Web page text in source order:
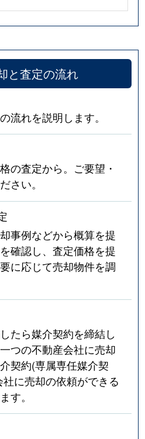
と査定の流れ
流れを説明します。
の査定から。ご要望・
さい。
事例などから概算を提
確認し、査定価格を提
に応じて売却物件を調
たら媒介契約を締結し
つの不動産会社に売却
契約(専属専任媒介契
に売却の依頼ができる
す。